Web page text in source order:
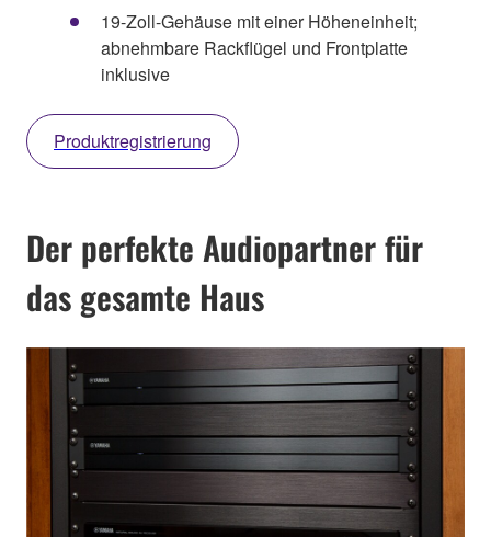
19-Zoll-Gehäuse mit einer Höheneinheit;
abnehmbare Rackflügel und Frontplatte
inklusive
Produktregistrierung
Der perfekte Audiopartner für
das gesamte Haus